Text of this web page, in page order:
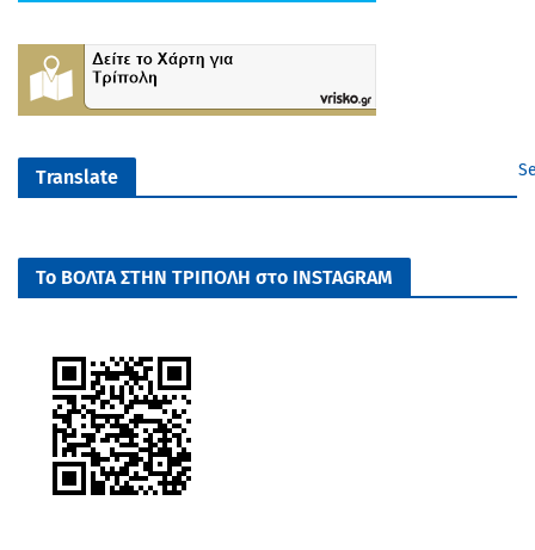
Translate
Το ΒΟΛΤΑ ΣΤΗΝ ΤΡΙΠΟΛΗ στο INSTAGRAM